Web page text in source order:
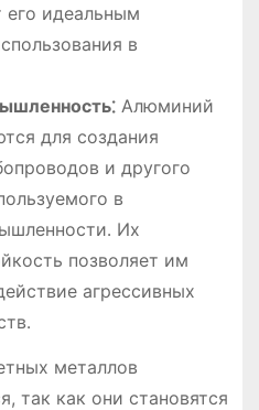
его идеальным
в
Алюминий
для создания
и другого
в
Их
позволяет им
агрессивных
металлов
так как они становятся